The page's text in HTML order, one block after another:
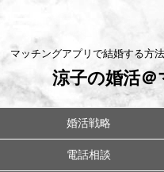
マッチングアプリで結婚する方
涼子の婚活
婚活戦略
電話相談